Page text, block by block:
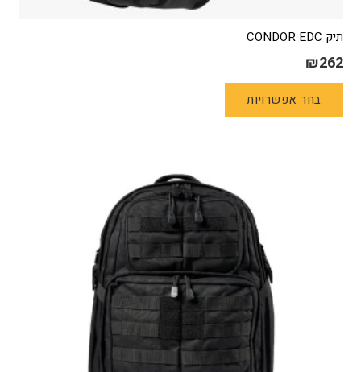
תיק CONDOR EDC
₪262
בחר אפשרויות
ניתן
לבחור
את
האפשרויות
בעמוד
המוצר